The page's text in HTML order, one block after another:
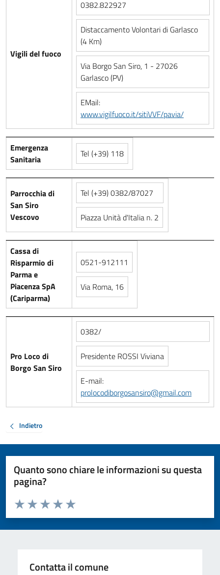
Vigili del fuoco
0382.822927
Distaccamento Volontari di Garlasco
(4 Km)
Via Borgo San Siro, 1 - 27026
Garlasco (PV)
EMail:
www.vigilfuoco.it/sitiVVF/pavia/
Emergenza
Sanitaria
Tel (+39) 118
Parrocchia di
San Siro
Vescovo
Tel (+39) 0382/87027
Piazza Unità d'Italia n. 2
Cassa di
Risparmio di
Parma e
Piacenza SpA
(Cariparma)
0521-912111
Via Roma, 16
Pro Loco di
Borgo San Siro
0382/
Presidente ROSSI Viviana
E-mail:
prolocodiborgosansiro@gmail.com
Indietro
Quanto sono chiare le informazioni su questa
pagina?
Valuta da 1 a 5 stelle la pagina
Valuta 5 stelle su 5
Valuta 4 stelle su 5
Valuta 3 stelle su 5
Valuta 2 stelle su 5
Valuta 1 stelle su 5
Contatta il comune